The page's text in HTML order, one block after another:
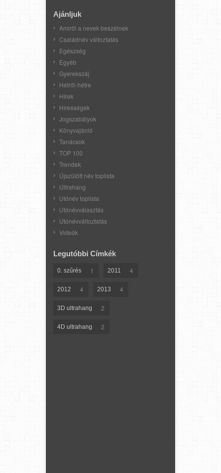
Ajánljuk
Amiről a nevek beszélnek
Családnév változtatás
Egészség
Egyéb
Gyerekszáj
Hétről-hétre
Hírek
Hírességek
Jogszabályok
Könyvajánló
Tanácsok
TOP 100
Trendek
Újszülött név toplista
Ultrahang
Utónév toplista
Utónévválasztás
Utónévváltoztatás
Videók
Legutóbbi Címkék
0. szűrés 1 2011 4
2012 4 2013 4
3D ultrahang 2
4D ultrahang 2